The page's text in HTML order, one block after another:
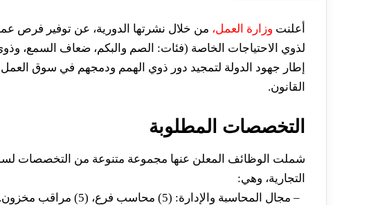
أعلنت وزارة العمل، من خلال نشرتها الدورية، عن توفير فرص
لذوي الاحتياجات الخاصة (فئات: الصم والبكم، ضعاف السمع،
إطار جهود الدولة لتمجيد دور ذوي الهمم ودمجهم في سوق العمل
القانون.
التخصصات المطلوبة
شملت الوظائف المعلن عنها مجموعة متنوعة من التخصصات
التجارية، وهي:
– مجال المحاسبة والإدارة: (5) محاسب فرع، (5) مراقب مخزون.